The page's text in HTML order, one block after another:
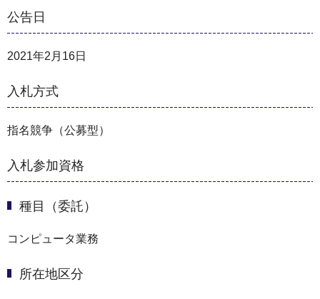
公告日
2021年2月16日
入札方式
指名競争（公募型）
入札参加資格
種目（委託）
コンピュータ業務
所在地区分